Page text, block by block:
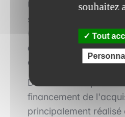
Une opération
sponsorless
(LBO) monté sans
d'investissement. Ce
est présent, est
Dans un LBO
financement de
principalement
souhaitez
Tout